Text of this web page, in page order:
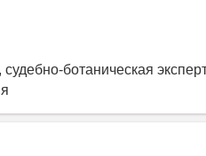
ботаническая